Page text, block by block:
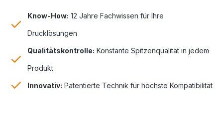
Know-How: 12 Jahre Fachwissen für Ihre
Drucklösungen
Qualitätskontrolle: Konstante Spitzenqualität in jedem
Produkt
Innovativ: Patentierte Technik für höchste Kompatibilität